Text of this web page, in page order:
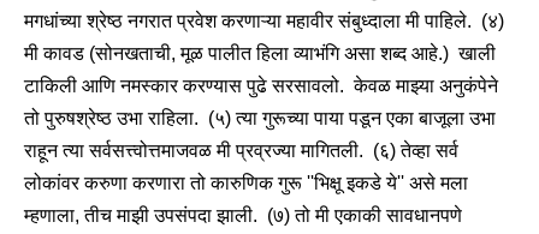
मगधांच्या श्रेष्ठ नगरात प्रवेश करणाऱ्या महावीर संबुध्दाला मी पाहिले. (४)
मी कावड (सोनखताची, मूळ पालीत हिला व्याभंगि असा शब्द आहे.) खाली
टाकिली आणि नमस्कार करण्यास पुढे सरसावलो. केवळ माझ्या अनुकंपेने
तो पुरुषश्रेष्ठ उभा राहिला. (५) त्या गुरूच्या पाया पडून एका बाजूला उभा
राहून त्या सर्वसत्त्वोत्तमाजवळ मी प्रव्रज्या मागितली. (६) तेव्हा सर्व
लोकांवर करुणा करणारा तो कारुणिक गुरू ''भिक्षू इकडे ये'' असे मला
म्हणाला, तीच माझी उपसंपदा झाली. (७) तो मी एकाकी सावधानपणे